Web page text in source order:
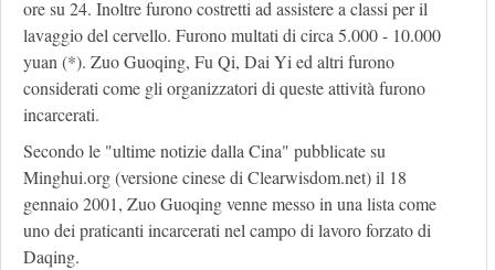
ore su 24. Inoltre furono costretti ad assistere a classi per il
lavaggio del cervello. Furono multati di circa 5.000 - 10.000
yuan (*). Zuo Guoqing, Fu Qi, Dai Yi ed altri furono
considerati come gli organizzatori di queste attività furono
incarcerati.
Secondo le "ultime notizie dalla Cina" pubblicate su
Minghui.org (versione cinese di Clearwisdom.net) il 18
gennaio 2001, Zuo Guoqing venne messo in una lista come
uno dei praticanti incarcerati nel campo di lavoro forzato di
Daqing.